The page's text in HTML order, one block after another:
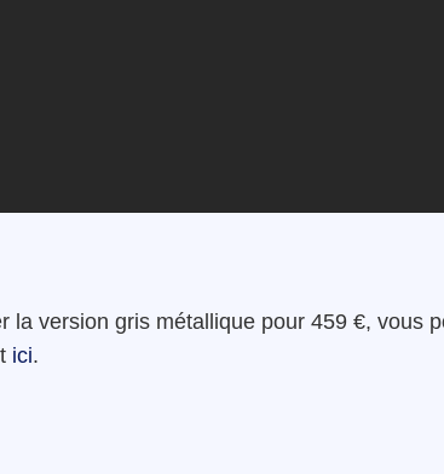
la version gris métallique pour 459 €, vous
ici.